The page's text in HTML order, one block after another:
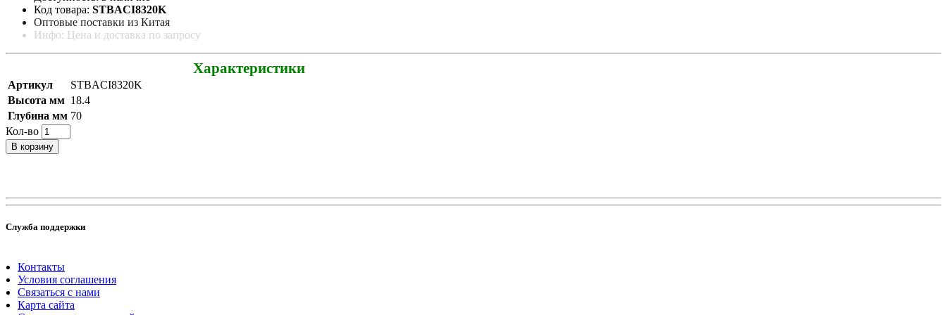
Код товара: STBACI8320K
Оптовые поставки из Китая
Инфо: Цена и доставка по запросу
Характеристики
Артикул
STBACI8320K
Высота мм 18.4
Глубина мм 70
Кол-во
В корзину
Служба поддержки
Контакты
Условия соглашения
Связаться с нами
Карта сайта